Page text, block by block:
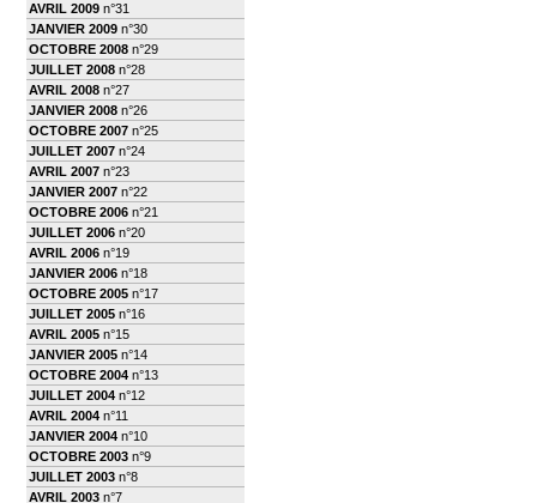
AVRIL 2009 n°31
JANVIER 2009 n°30
OCTOBRE 2008 n°29
JUILLET 2008 n°28
AVRIL 2008 n°27
JANVIER 2008 n°26
OCTOBRE 2007 n°25
JUILLET 2007 n°24
AVRIL 2007 n°23
JANVIER 2007 n°22
OCTOBRE 2006 n°21
JUILLET 2006 n°20
AVRIL 2006 n°19
JANVIER 2006 n°18
OCTOBRE 2005 n°17
JUILLET 2005 n°16
AVRIL 2005 n°15
JANVIER 2005 n°14
OCTOBRE 2004 n°13
JUILLET 2004 n°12
AVRIL 2004 n°11
JANVIER 2004 n°10
OCTOBRE 2003 n°9
JUILLET 2003 n°8
AVRIL 2003 n°7